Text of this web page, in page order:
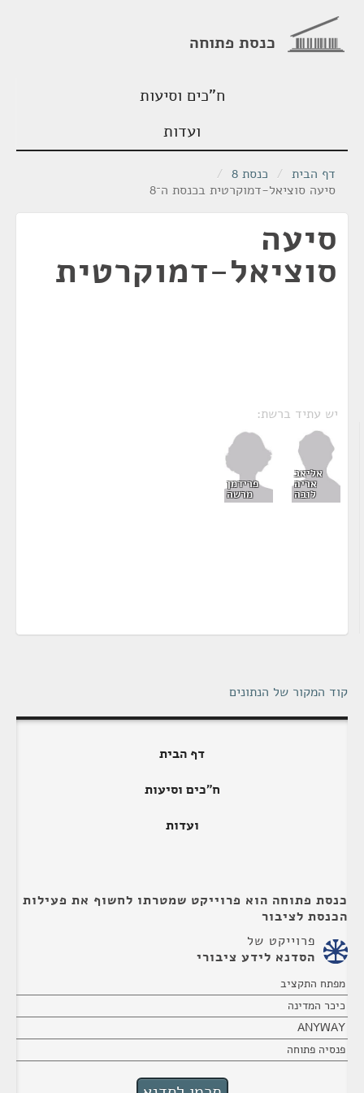
כנסת פתוחה
ח"כים וסיעות
ועדות
דף הבית / כנסת 8
/
סיעה סוציאל-דמוקרטית בכנסת ה־8
סיעה
סוציאל-דמוקרטית
יש עתיד ברשת:
אליאב
אריה
לובה
פרידמן
מרשה
קוד המקור של הנתונים
דף הבית
ח"כים וסיעות
ועדות
כנסת פתוחה הוא פרוייקט שמטרתו לחשוף את פעילות
הכנסת לציבור
פרוייקט של
הסדנא לידע ציבורי
מפתח התקציב
כיכר המדינה
ANYWAY
פנסיה פתוחה